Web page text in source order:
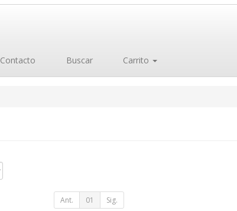
Contacto Buscar Carrito
Ant. 01 Sig.